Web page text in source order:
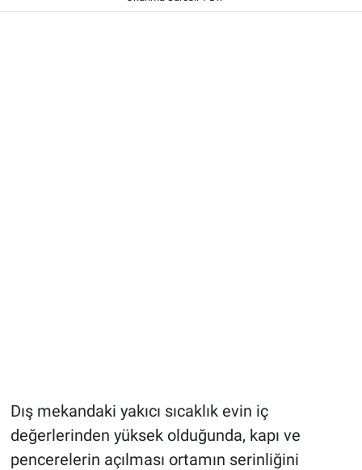
Dış mekandaki yakıcı sıcaklık evin iç
değerlerinden yüksek olduğunda, kapı ve
pencerelerin açılması ortamın serinliğini